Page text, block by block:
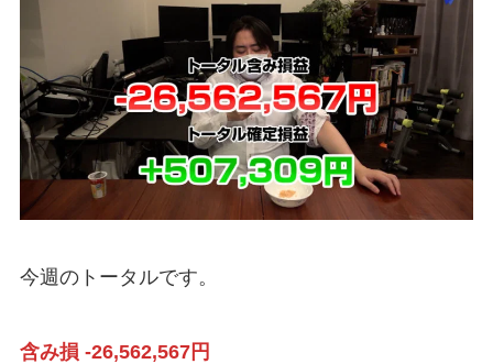
今週のトータルです。
含み損 -26,562,567円